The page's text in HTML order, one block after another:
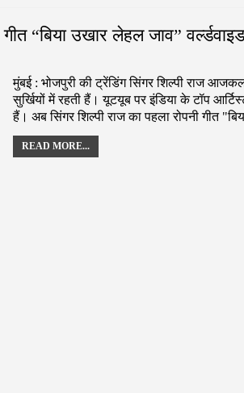
“बिया उखार लेहल जाव”
मुंबई : भोजपुरी की ट्रेंडिंग सिंगर शिल्पी राज
सुर्खियों में रहती हैं। यूटयूब पर इंडिया के टॉप
हैं। अब सिंगर शिल्पी राज का पहला रोपनी गीत
READ MORE...